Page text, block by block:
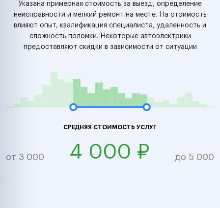
Указана примерная стоимость за выезд, определение
неисправности и мелкий ремонт на месте. На стоимость
влияют опыт, квалификация специалиста, удаленность и
сложность поломки. Некоторые автоэлектрики
предоставляют скидки в зависимости от ситуации
СРЕДНЯЯ СТОИМОСТЬ УСЛУГ
от 3 000 4 000 ₽ до 5 000